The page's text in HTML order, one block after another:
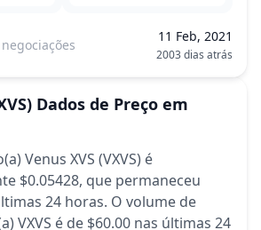
11 Feb, 2021
2003 dias atrás
Dados de Preço em
Venus XVS (VXVS) é
$0.05428, que permaneceu
24 horas. O volume de
VXVS é de $60.00 nas últimas 24